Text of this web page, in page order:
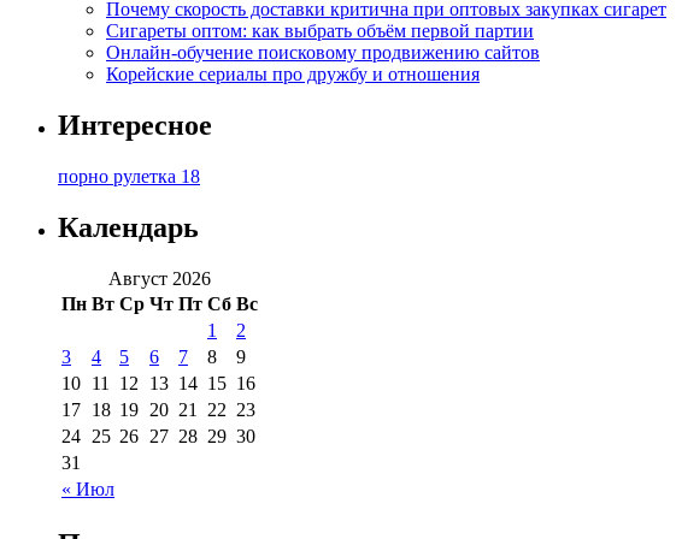
Почему скорость доставки критична при оптовых закупках сигарет
Сигареты оптом: как выбрать объём первой партии
Онлайн-обучение поисковому продвижению сайтов
Корейские сериалы про дружбу и отношения
Интересное
порно рулетка 18
Календарь
Август 2026
Пн Вт Ср Чт Пт Сб Вс
« Июл
1
2
3
4 5 6 7 8
9
10 11 12 13 14 15 16
17 18 19 20 21 22 23
24 25 26 27 28 29 30
31